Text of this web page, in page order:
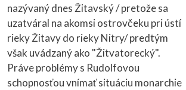
nazývaný dnes Žitavský / pretože sa
uzatváral na akomsi ostrovčeku pri ústí
rieky Žitavy do rieky Nitry/ predtým
však uvádzaný ako "Žitvatorecký".
Práve problémy s Rudolfovou
schopnosťou vnímať situáciu monarchie